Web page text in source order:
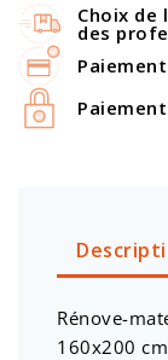
Choix
des
Rénove-
160x200